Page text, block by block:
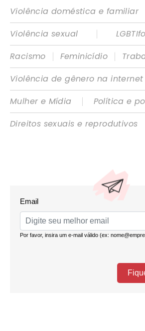
Violência doméstica e familiar
Violência sexual
|
Racismo
| Feminicídio |
Violência de gênero na internet
Mulher e Mídia
|
Política e
Direitos sexuais e reprodutivos